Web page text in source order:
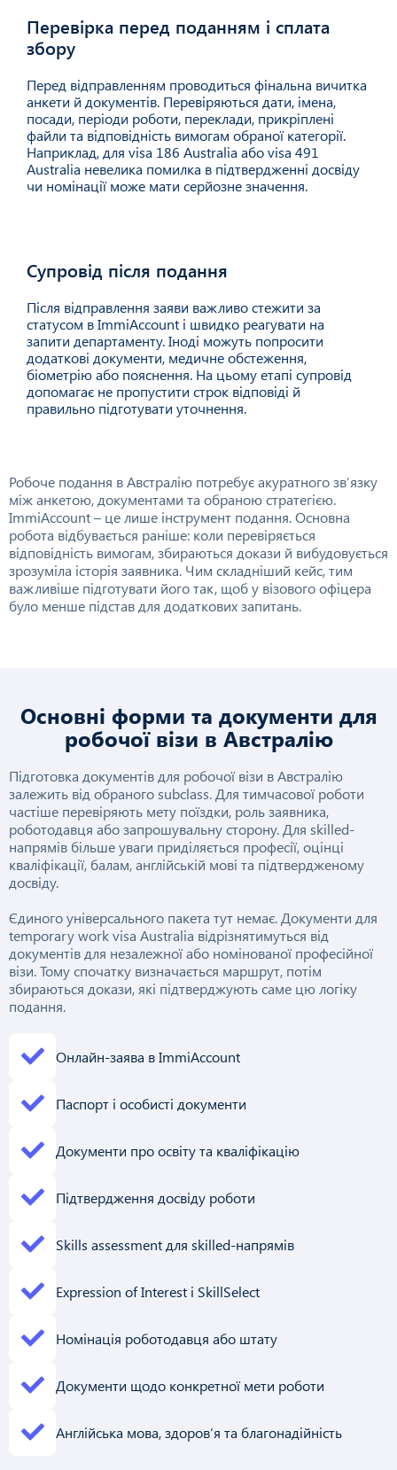
Перевірка перед поданням і сплата
збору
Перед відправленням проводиться фінальна вичитка
анкети й документів. Перевіряються дати, імена,
посади, періоди роботи, переклади, прикріплені
файли та відповідність вимогам обраної категорії.
Наприклад, для visa 186 Australia або visa 491
Australia невелика помилка в підтвердженні досвіду
чи номінації може мати серйозне значення.
Супровід після подання
Після відправлення заяви важливо стежити за
статусом в ImmiAccount і швидко реагувати на
запити департаменту. Іноді можуть попросити
додаткові документи, медичне обстеження,
біометрію або пояснення. На цьому етапі супровід
допомагає не пропустити строк відповіді й
правильно підготувати уточнення.
Робоче подання в Австралію потребує акуратного зв’язку
між анкетою, документами та обраною стратегією.
ImmiAccount – це лише інструмент подання. Основна
робота відбувається раніше: коли перевіряється
відповідність вимогам, збираються докази й вибудовується
зрозуміла історія заявника. Чим складніший кейс, тим
важливіше підготувати його так, щоб у візового офіцера
було менше підстав для додаткових запитань.
Основні форми та документи для
робочої візи в Австралію
Підготовка документів для робочої візи в Австралію
залежить від обраного subclass. Для тимчасової роботи
частіше перевіряють мету поїздки, роль заявника,
роботодавця або запрошувальну сторону. Для skilled-
напрямів більше уваги приділяється професії, оцінці
кваліфікації, балам, англійській мові та підтвердженому
досвіду.
Єдиного універсального пакета тут немає. Документи для
temporary work visa Australia відрізнятимуться від
документів для незалежної або номінованої професійної
візи. Тому спочатку визначається маршрут, потім
збираються докази, які підтверджують саме цю логіку
подання.
Онлайн-заява в ImmiAccount
Паспорт і особисті документи
Документи про освіту та кваліфікацію
Підтвердження досвіду роботи
Skills assessment для skilled-напрямів
Expression of Interest і SkillSelect
Номінація роботодавця або штату
Документи щодо конкретної мети роботи
Англійська мова, здоров’я та благонадійність